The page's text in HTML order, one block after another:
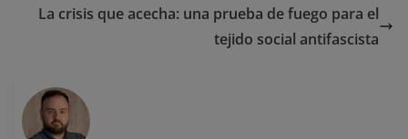
La crisis que acecha: una prueba de fuego para el
tejido social antifascista